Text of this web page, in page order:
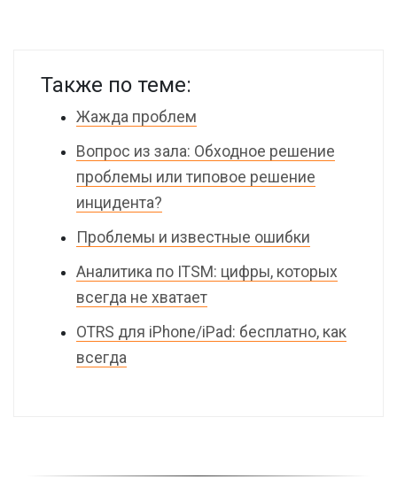
Также по теме:
Жажда проблем
Вопрос из зала: Обходное решение
проблемы или типовое решение
инцидента?
Проблемы и известные ошибки
Аналитика по ITSM: цифры, которых
всегда не хватает
OTRS для iPhone/iPad: бесплатно, как
всегда